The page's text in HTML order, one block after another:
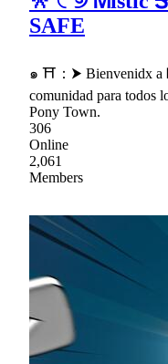
SAFE
๑ ⛩：⮞ Bienvenidx a
comunidad para todos
Pony Town.
306
Online
2,061
Members